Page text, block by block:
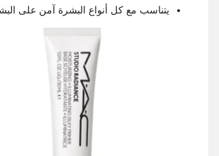
يتناسب مع كل أنواع البشرة آمن على